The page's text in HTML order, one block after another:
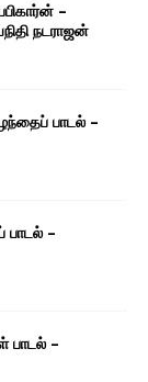
–
நடராஜன்
பாடல் –
–
பாடல் –